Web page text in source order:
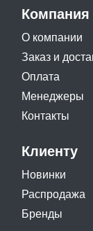
Компания
О компании
Заказ и
Оплата
Менеджеры
Контакты
Клиенту
Новинки
Распродажа
Бренды